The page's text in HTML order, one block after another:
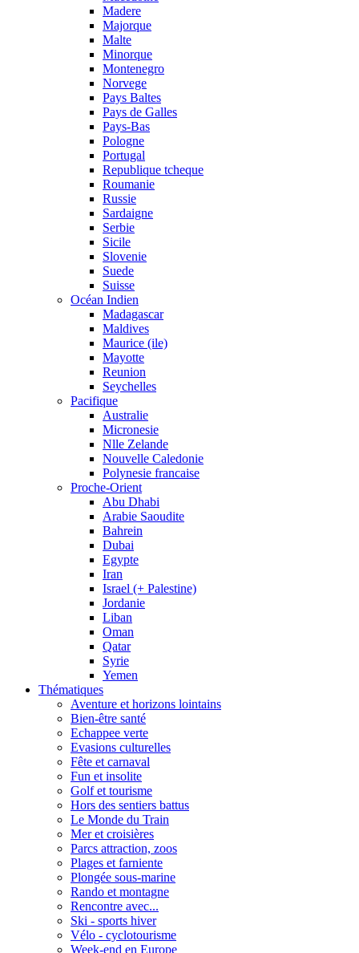
Madere
Majorque
Malte
Minorque
Montenegro
Norvege
Pays Baltes
Pays de Galles
Pays-Bas
Pologne
Portugal
Republique tcheque
Roumanie
Russie
Sardaigne
Serbie
Sicile
Slovenie
Suede
Suisse
Océan Indien
Madagascar
Maldives
Maurice (ile)
Mayotte
Reunion
Seychelles
Pacifique
Australie
Micronesie
Nlle Zelande
Nouvelle Caledonie
Polynesie francaise
Proche-Orient
Abu Dhabi
Arabie Saoudite
Bahrein
Dubai
Egypte
Iran
Israel (+ Palestine)
Jordanie
Liban
Oman
Qatar
Syrie
Yemen
Thématiques
Aventure et horizons lointains
Bien-être santé
Echappee verte
Evasions culturelles
Fête et carnaval
Fun et insolite
Golf et tourisme
Hors des sentiers battus
Le Monde du Train
Mer et croisières
Parcs attraction, zoos
Plages et farniente
Plongée sous-marine
Rando et montagne
Rencontre avec...
Ski - sports hiver
Vélo - cyclotourisme
Week-end en Europe